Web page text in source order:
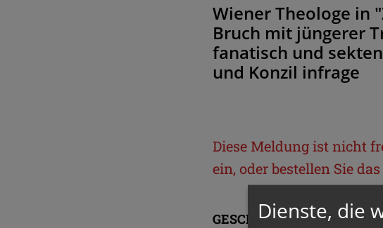
Wiener Theologe in
Bruch mit jüngerer
fanatisch und
und Konzil infrage
Diese Meldung ist nicht
ein, oder bestellen Sie
GESCHÜTZTER BEREICH
Dienste, die